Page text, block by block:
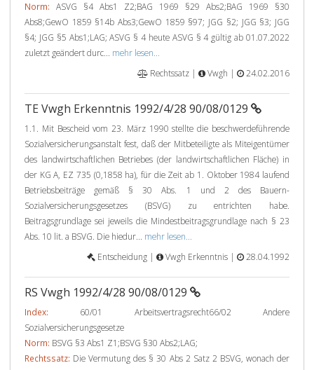
Norm: ASVG §4 Abs1 Z2;BAG 1969 §29 Abs2;BAG 1969 §30
Abs8;GewO 1859 §14b Abs3;GewO 1859 §97; JGG §2; JGG §3; JGG
§4; JGG §5 Abs1;LAG; ASVG § 4 heute ASVG § 4 gültig ab 01.07.2022
zuletzt geändert durc... mehr lesen...
Rechtssatz |
Vwgh | 24.02.2016
TE Vwgh Erkenntnis 1992/4/28 90/08/0129
1.1. Mit Bescheid vom 23. März 1990 stellte die beschwerdeführende
Sozialversicherungsanstalt fest, daß der Mitbeteiligte als Miteigentümer
des landwirtschaftlichen Betriebes (der landwirtschaftlichen Fläche) in
der KG A, EZ 735 (0,1858 ha), für die Zeit ab 1. Oktober 1984 laufend
Betriebsbeiträge gemäß § 30 Abs. 1 und 2 des Bauern-
Sozialversicherungsgesetzes (BSVG) zu entrichten habe.
Beitragsgrundlage sei jeweils die Mindestbeitragsgrundlage nach § 23
Abs. 10 lit. a BSVG. Die hiedur... mehr lesen...
Entscheidung |
Vwgh Erkenntnis | 28.04.1992
RS Vwgh 1992/4/28 90/08/0129
Index: 60/01 Arbeitsvertragsrecht66/02 Andere
Sozialversicherungsgesetze
Norm: BSVG §3 Abs1 Z1;BSVG §30 Abs2;LAG;
Rechtssatz: Die Vermutung des § 30 Abs 2 Satz 2 BSVG, wonach der